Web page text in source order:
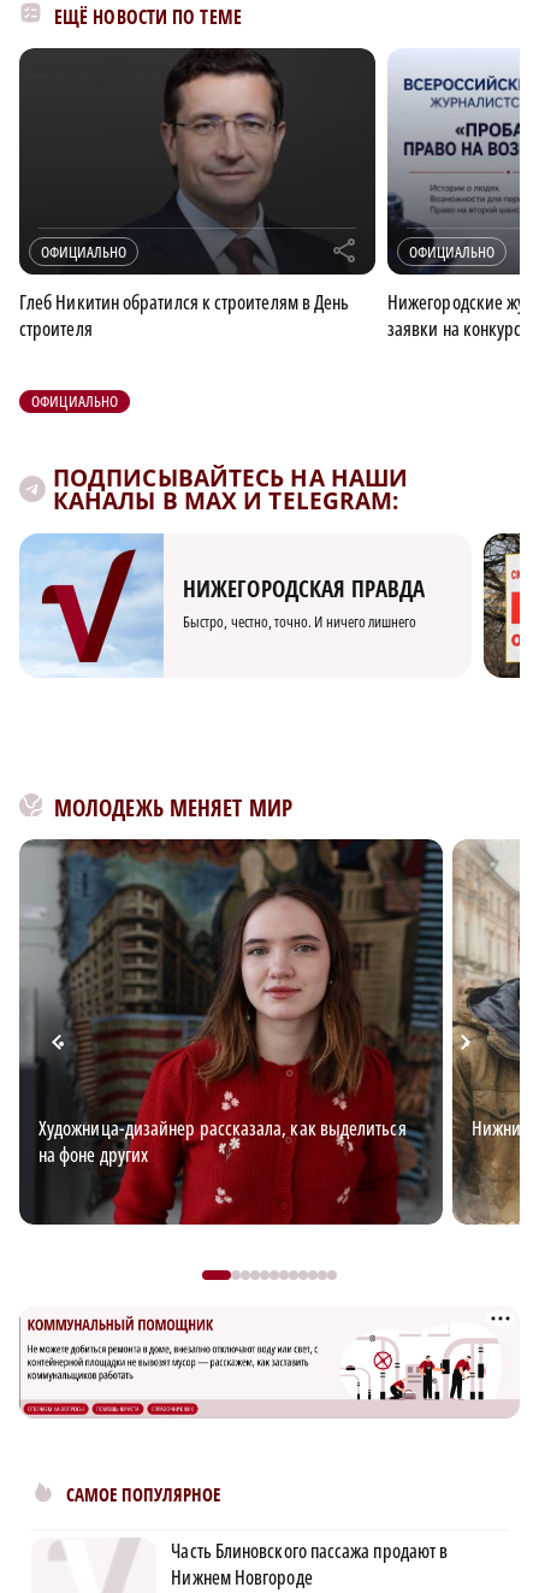
ЕЩЁ НОВОСТИ ПО ТЕМЕ
ОФИЦИАЛЬНО r
Глеб Никитин обратился к строителям в День
строителя
ОФИЦИАЛЬНО
Нижегородские
заявки на конкурс
ОФИЦИАЛЬНО
ПОДПИСЫВАЙТЕСЬ НА НАШИ
КАНАЛЫ В MAX И TELEGRAM:
НИЖЕГОРОДСКАЯ ПРАВДА
Быстро, честно, точно. И ничего лишнего
МОЛОДЕЖЬ МЕНЯЕТ МИР
Художница-дизайнер рассказала, как выделиться
на фоне других
Нижний
САМОЕ ПОПУЛЯРНОЕ
Часть Блиновского пассажа продают в
Нижнем Новгороде